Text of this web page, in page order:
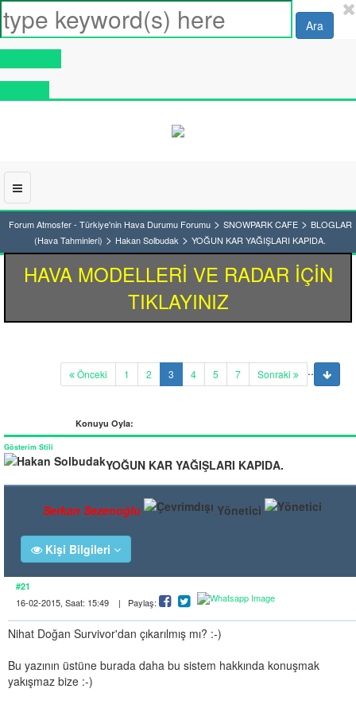
Ara
Forum Atmosfer - Türkiye'nin Hava Durumu Forumu > SNOWPARK CAFE > BLOGLAR
(Hava Tahminleri) > Hakan Solbudak > YOĞUN KAR YAĞIŞLARI KAPIDA.
HAVA MODELLERİ VE RADAR İÇİN
TIKLAYINIZ
Önceki 1 2 3 (current)
4 5 ..
7 Sonraki
Konuyu Oyla:
Gösterim Stili
YOĞUN KAR YAĞIŞLARI KAPIDA.
Serkan Sezenoğlu Yönetici
Kişi Bilgileri
#21
16-02-2015, Saat: 15:49 | Paylaş:
Nihat Doğan Survivor'dan çıkarılmış mı? :-)
Bu yazının üstüne burada daha bu sistem hakkında konuşmak
yakışmaz bize :-)